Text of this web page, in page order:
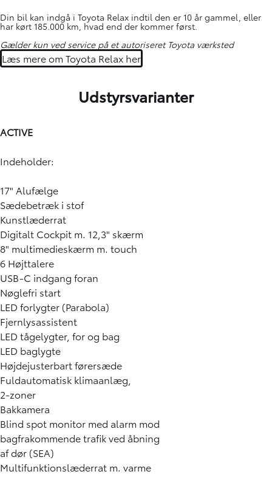
Din bil kan indgå i Toyota Relax indtil den er 10 år gammel, eller
har kørt 185.000 km, hvad end der kommer først.
Gælder kun ved service på et autoriseret Toyota værksted
Læs mere om Toyota Relax her
Udstyrsvarianter
ACTIVE
Indeholder:
17" Alufælge
Sædebetræk i stof
Kunstlæderrat
Digitalt Cockpit m. 12,3" skærm
8" multimedieskærm m. touch
6 Højttalere
USB-C indgang foran
Nøglefri start
LED forlygter (Parabola)
Fjernlysassistent
LED tågelygter, for og bag
LED baglygte
Højdejusterbart førersæde
Fuldautomatisk klimaanlæg,
2-zoner
Bakkamera
Blind spot monitor med alarm mod
bagfrakommende trafik ved åbning
af dør (SEA)
Multifunktionslæderrat m. varme